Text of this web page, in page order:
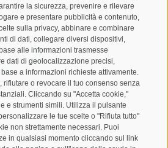
la sicurezza, prevenire e rilevare
e presentare pubblicità e contenuto,
sulla privacy, abbinare e combinare
di dati, collegare diversi dispositivi,
alle informazioni trasmesse
dati di geolocalizzazione precisi,
a informazioni richieste attivamente.
rifiutare o revocare il tuo consenso senza
Cliccando su "Accetta cookie,"
e strumenti simili. Utilizza il pulsante
le tue scelte o "Rifiuta tutto"
non strettamente necessari. Puoi
in qualsiasi momento cliccando sul link
09:30-12:00
anche in altre date.
ONLINE